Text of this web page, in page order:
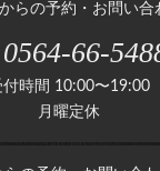
らの予約・お問い合
0564-66-
付時間 10:00〜19:00
月曜定休